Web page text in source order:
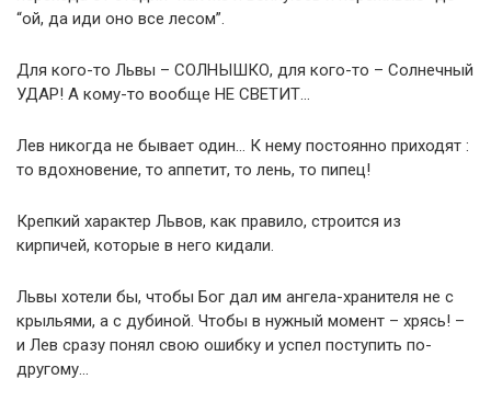
“ой, да иди оно все лесом”.
Для кого-то Львы – СОЛНЫШКО, для кого-то – Солнечный
УДАР! А кому-то вообще НЕ СВЕТИТ…
Лев никогда не бывает один… К нему постоянно приходят :
то вдохновение, то аппетит, то лень, то пипец!
Крепкий характер Львов, как правило, строится из
кирпичей, которые в него кидали.
Львы хотели бы, чтобы Бог дал им ангела-хранителя не с
крыльями, а с дубиной. Чтобы в нужный момент – хрясь! –
и Лев сразу понял свою ошибку и успел поступить по-
другому…